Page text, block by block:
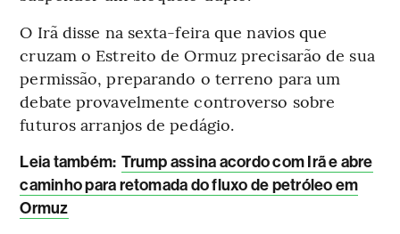
O Irã disse na sexta-feira que navios que
cruzam o Estreito de Ormuz precisarão de sua
permissão, preparando o terreno para um
debate provavelmente controverso sobre
futuros arranjos de pedágio.
Leia também: Trump assina acordo com Irã e abre
caminho para retomada do fluxo de petróleo em
Ormuz